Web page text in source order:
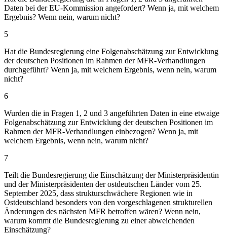
Daten bei der EU-Kommission angefordert? Wenn ja, mit welchem
Ergebnis? Wenn nein, warum nicht?
5
Hat die Bundesregierung eine Folgenabschätzung zur Entwicklung
der deutschen Positionen im Rahmen der MFR-Verhandlungen
durchgeführt? Wenn ja, mit welchem Ergebnis, wenn nein, warum
nicht?
6
Wurden die in Fragen 1, 2 und 3 angeführten Daten in eine etwaige
Folgenabschätzung zur Entwicklung der deutschen Positionen im
Rahmen der MFR-Verhandlungen einbezogen? Wenn ja, mit
welchem Ergebnis, wenn nein, warum nicht?
7
Teilt die Bundesregierung die Einschätzung der Ministerpräsidentin
und der Ministerpräsidenten der ostdeutschen Länder vom 25.
September 2025, dass strukturschwächere Regionen wie in
Ostdeutschland besonders von den vorgeschlagenen strukturellen
Änderungen des nächsten MFR betroffen wären? Wenn nein,
warum kommt die Bundesregierung zu einer abweichenden
Einschätzung?